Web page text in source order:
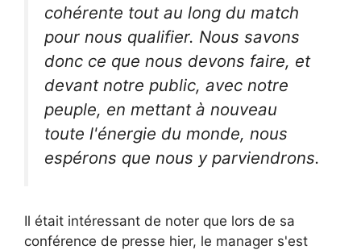
cohérente tout au long du match
pour nous qualifier. Nous savons
donc ce que nous devons faire, et
devant notre public, avec notre
peuple, en mettant à nouveau
toute l'énergie du monde, nous
espérons que nous y parviendrons.
Il était intéressant de noter que lors de sa
conférence de presse hier, le manager s'est